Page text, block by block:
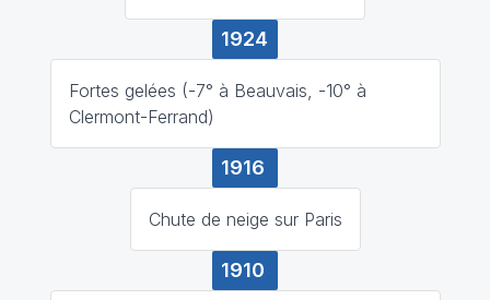
1924
Fortes gelées (-7° à Beauvais, -10° à
Clermont-Ferrand)
1916
Chute de neige sur Paris
1910